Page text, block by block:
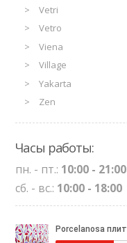
Vetri
Vetro
Viena
Village
Yakarta
Zen
Часы работы:
пн. - пт.: 10:00 - 21:00
сб. - вс.: 10:00 - 18:00